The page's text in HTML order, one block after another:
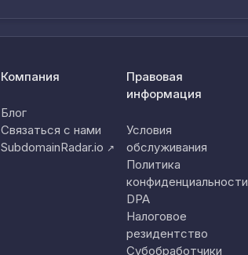
Компания
Блог
Связаться с нами
SubdomainRadar.io ↗
Правовая
информация
Условия
обслуживания
Политика
конфиденциальности
DPA
Налоговое
резидентство
Субобработчики